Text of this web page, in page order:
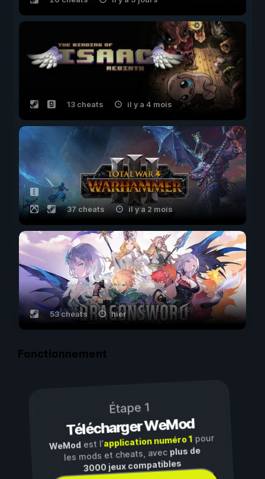
13 cheats il y a 4 mois
37 cheats il y a 2 mois
53 cheats hier
Fonctionnement
Étape 1
Télécharger WeMod
WeModest l’application numéro 1pour
les mods et cheats, avec plus de
3000 jeux compatibles